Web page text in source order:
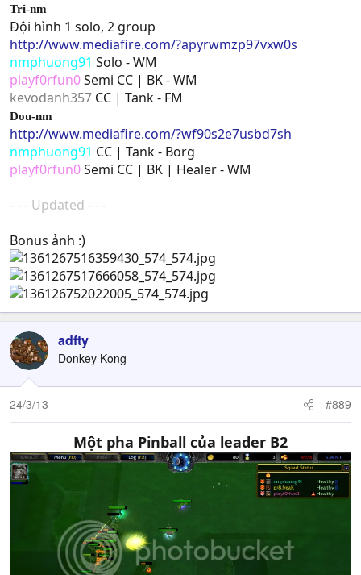
Tri-nm
Đội hình 1 solo, 2 group
http://www.mediafire.com/?apyrwmzp97vxw0s
nmphuong91 Solo - WM
playf0rfun0Semi CC | BK - WM
kevodanh357 CC | Tank - FM
Dou-nm
http://www.mediafire.com/?wf90s2e7usbd7sh
nmphuong91 CC | Tank - Borg
playf0rfun0Semi CC | BK | Healer - WM
- - - Updated - - -
Bonus ảnh :)
adfty
Donkey Kong
24/3/13 #889
Một pha Pinball của leader B2